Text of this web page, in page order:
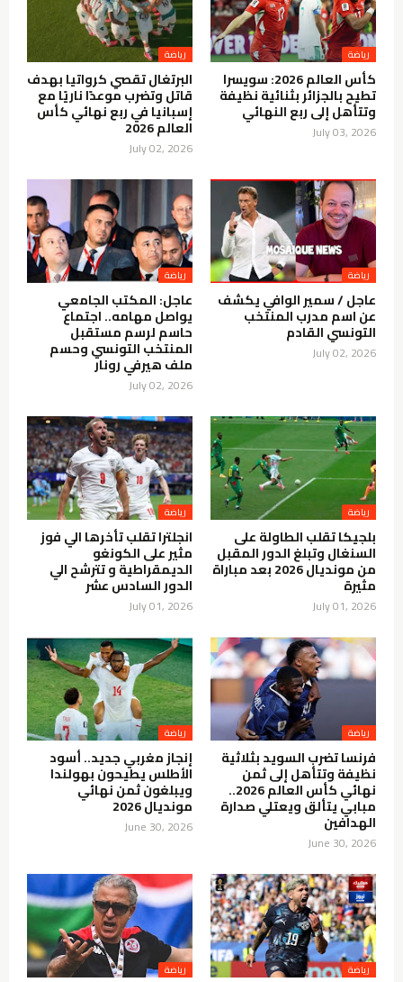
رياضة
كأس العالم 2026: سويسرا
تطيح بالجزائر بثنائية نظيفة
وتتأهل إلى ربع النهائي
July 03, 2026
رياضة
البرتغال تقصي كرواتيا بهدف
قاتل وتضرب موعدًا ناريًا مع
إسبانيا في ربع نهائي كأس
العالم 2026
July 02, 2026
رياضة
عاجل / سمير الوافي يكشف
عن اسم مدرب المنتخب
التونسي القادم
July 02, 2026
رياضة
عاجل: المكتب الجامعي
يواصل مهامه.. اجتماع
حاسم لرسم مستقبل
المنتخب التونسي وحسم
ملف هيرفي رونار
July 02, 2026
رياضة
بلجيكا تقلب الطاولة على
السنغال وتبلغ الدور المقبل
من مونديال 2026 بعد مباراة
مثيرة
July 01, 2026
رياضة
انجلترا تقلب تأخرها الي فوز
مثير على الكونغو
الديمقراطية و تترشح الي
الدور السادس عشر
July 01, 2026
رياضة
فرنسا تضرب السويد بثلاثية
نظيفة وتتأهل إلى ثمن
نهائي كأس العالم 2026..
مبابي يتألق ويعتلي صدارة
الهدافين
June 30, 2026
رياضة
إنجاز مغربي جديد.. أسود
الأطلس يطيحون بهولندا
ويبلغون ثمن نهائي
مونديال 2026
June 30, 2026
رياضة رياضة